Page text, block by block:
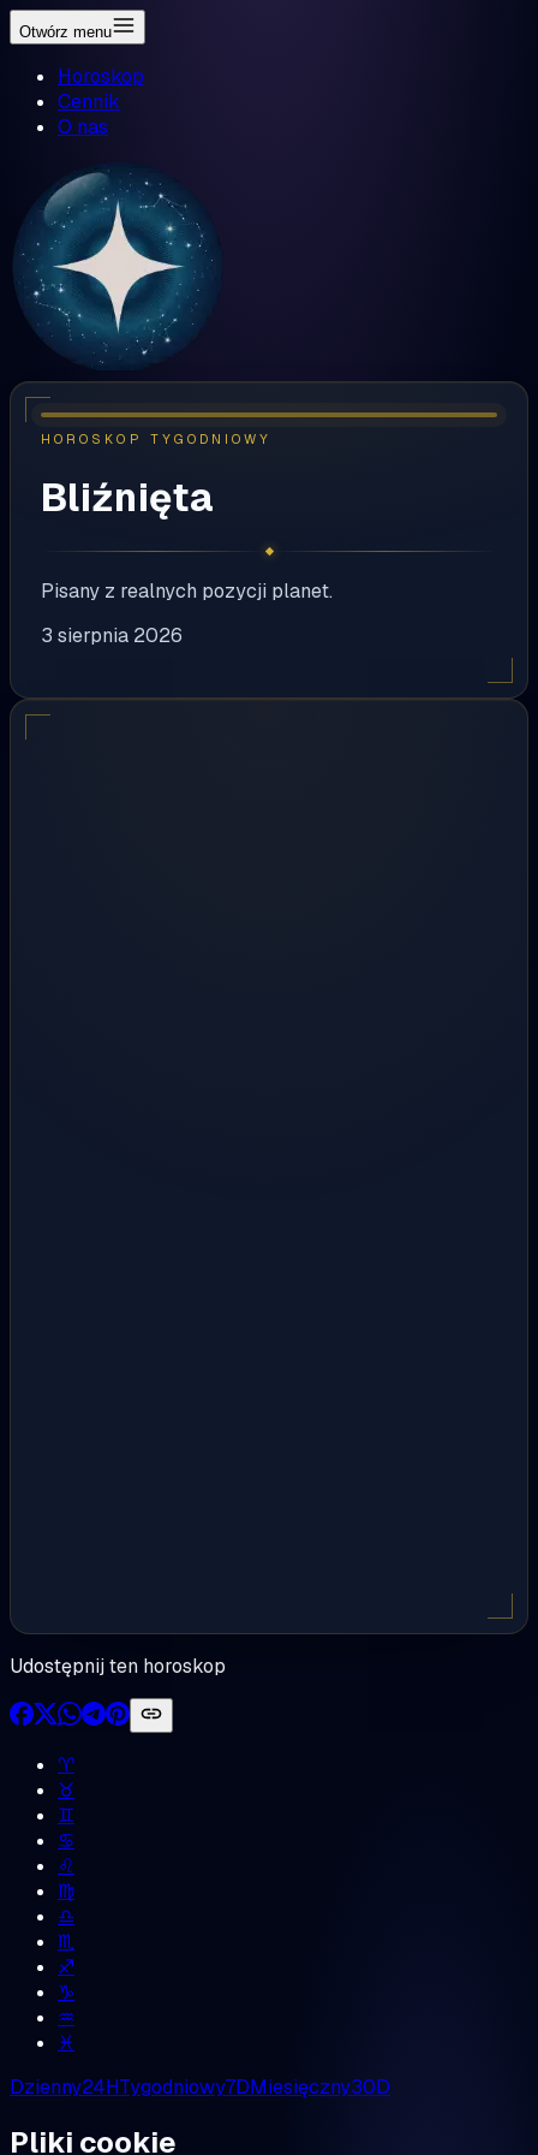
Otwórz menu
Horoskop
Cennik
O nas
HOROSKOP TYGODNIOWY
Bliźnięta
Pisany z realnych pozycji planet.
3 sierpnia 2026
Udostępnij ten horoskop
♈︎
♉︎
♊︎
♋︎
♌︎
♍︎
♎︎
♏︎
♐︎
♑︎
♒︎
♓︎
Dzienny24HTygodniowy7DMiesięczny30D
Pliki cookie